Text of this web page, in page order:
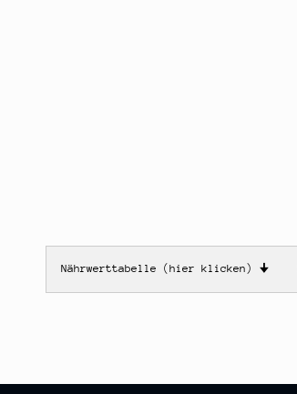
Nährwerttabelle (hier klicken) 🠋